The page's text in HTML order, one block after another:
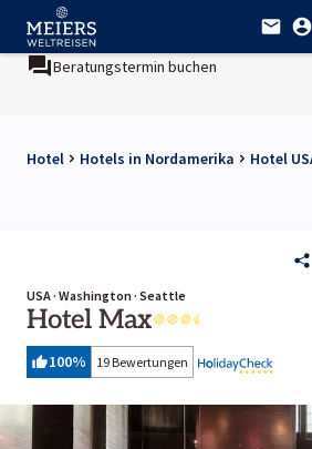
Beratungstermin buchen
Hotel Hotels in Nordamerika Hotel
USA · Washington · Seattle
Hotel Max
100% 19 Bewertungen